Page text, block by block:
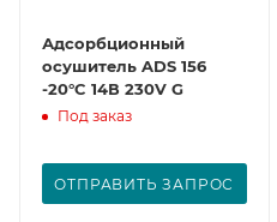
Адсорбционный
осушитель ADS 156
-20°C 14В 230V G
Под заказ
ОТПРАВИТЬ ЗАПРОС